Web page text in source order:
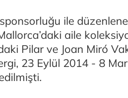
ile
aile
Pilar ve Joan Miró
23 Eylül 2014 - 8